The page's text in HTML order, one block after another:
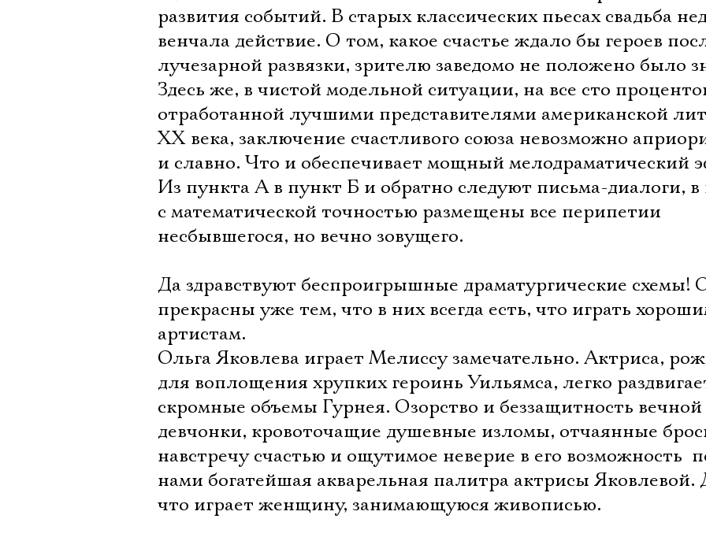
развития событий. В старых классических пьесах свадьба
венчала действие. О том, какое счастье ждало бы героев
лучезарной развязки, зрителю заведомо не положено было
Здесь же, в чистой модельной ситуации, на все сто
отработанной лучшими представителями американской
ХХ века, заключение счастливого союза невозможно
и славно. Что и обеспечивает мощный мелодраматический
Из пункта А в пункт Б и обратно следуют письма-диалоги,
с математической точностью размещены все перипетии
несбывшегося, но вечно зовущего.
Да здравствуют беспроигрышные драматургические схемы!
прекрасны уже тем, что в них всегда есть, что играть
артистам.
Ольга Яковлева играет Мелиссу замечательно. Актриса,
для воплощения хрупких героинь Уильямса, легко
скромные объемы Гурнея. Озорство и беззащитность вечной
девчонки, кровоточащие душевные изломы, отчаянные
навстречу счастью и ощутимое неверие в его возможность 
нами богатейшая акварельная палитра актрисы Яковлевой.
что играет женщину, занимающуюся живописью.